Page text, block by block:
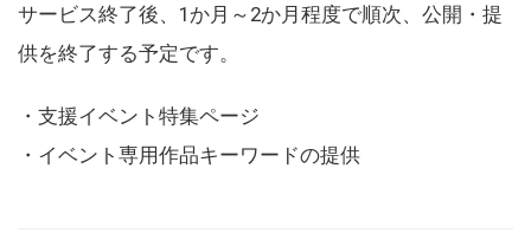
サービス終了後、1か月～2か月程度で順次、公開・提
供を終了する予定です。
・支援イベント特集ページ
・イベント専用作品キーワードの提供